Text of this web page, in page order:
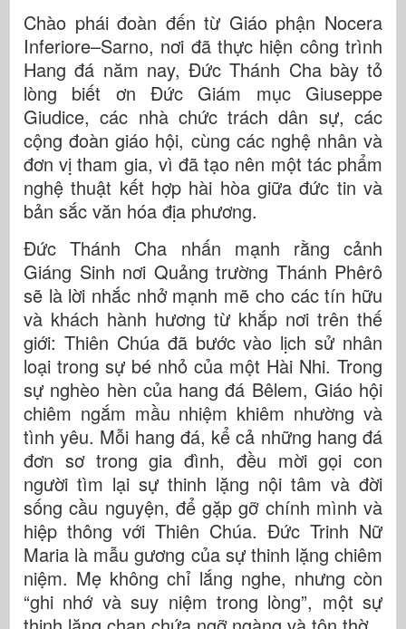
Chào phái đoàn đến từ Giáo phận Nocera
Inferiore–Sarno, nơi đã thực hiện công trình
Hang đá năm nay, Đức Thánh Cha bày tỏ
lòng biết ơn Đức Giám mục Giuseppe
Giudice, các nhà chức trách dân sự, các
cộng đoàn giáo hội, cùng các nghệ nhân và
đơn vị tham gia, vì đã tạo nên một tác phẩm
nghệ thuật kết hợp hài hòa giữa đức tin và
bản sắc văn hóa địa phương.
Đức Thánh Cha nhấn mạnh rằng cảnh
Giáng Sinh nơi Quảng trường Thánh Phêrô
sẽ là lời nhắc nhở mạnh mẽ cho các tín hữu
và khách hành hương từ khắp nơi trên thế
giới: Thiên Chúa đã bước vào lịch sử nhân
loại trong sự bé nhỏ của một Hài Nhi. Trong
sự nghèo hèn của hang đá Bêlem, Giáo hội
chiêm ngắm mầu nhiệm khiêm nhường và
tình yêu. Mỗi hang đá, kể cả những hang đá
đơn sơ trong gia đình, đều mời gọi con
người tìm lại sự thinh lặng nội tâm và đời
sống cầu nguyện, để gặp gỡ chính mình và
hiệp thông với Thiên Chúa. Đức Trinh Nữ
Maria là mẫu gương của sự thinh lặng chiêm
niệm. Mẹ không chỉ lắng nghe, nhưng còn
“ghi nhớ và suy niệm trong lòng”, một sự